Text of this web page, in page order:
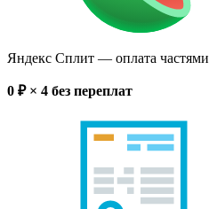
Яндекс Сплит — оплата частями
0 ₽ × 4 без переплат